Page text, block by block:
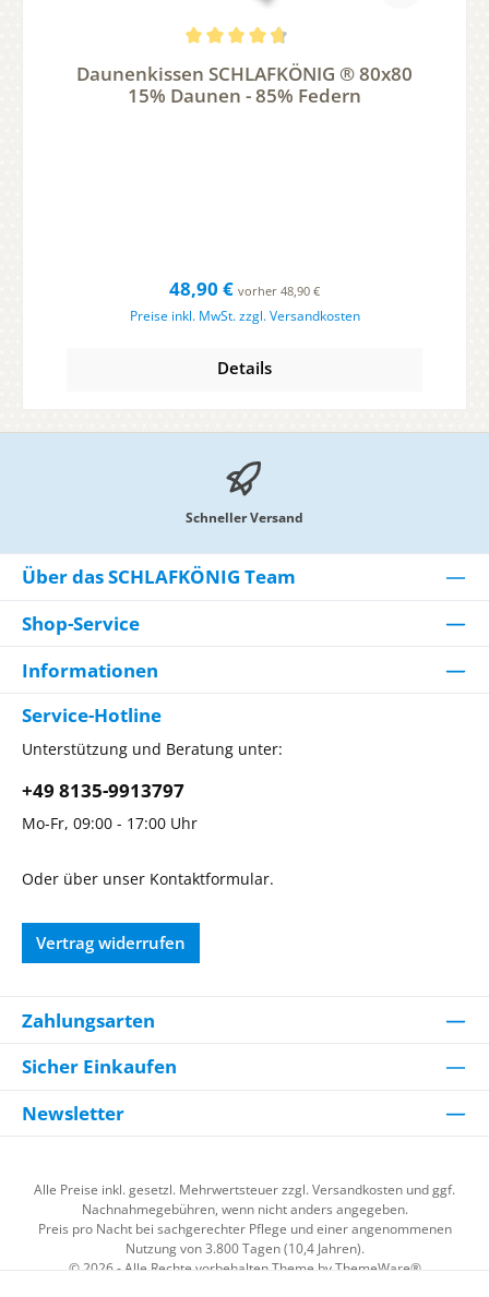
Durchschnittliche Bewertung von 4.75 von 5 Sternen
Daunenkissen SCHLAFKÖNIG ® 80x80
15% Daunen - 85% Federn
Regulärer Preis:
48,90 € vorher 48,90 €
Preise inkl. MwSt. zzgl. Versandkosten
Details
Schneller Versand
Über das SCHLAFKÖNIG Team
Shop-Service
Informationen
Service-Hotline
Unterstützung und Beratung unter:
+49 8135-9913797
Mo-Fr, 09:00 - 17:00 Uhr
Oder über unser Kontaktformular.
Vertrag widerrufen
Zahlungsarten
Sicher Einkaufen
Newsletter
Alle Preise inkl. gesetzl. Mehrwertsteuer zzgl.Versandkosten und ggf.
Nachnahmegebühren, wenn nicht anders angegeben.
Preis pro Nacht bei sachgerechter Pflege und einer angenommenen
Nutzung von 3.800 Tagen (10,4 Jahren).
© 2026 - Alle Rechte vorbehalten Theme byThemeWare®